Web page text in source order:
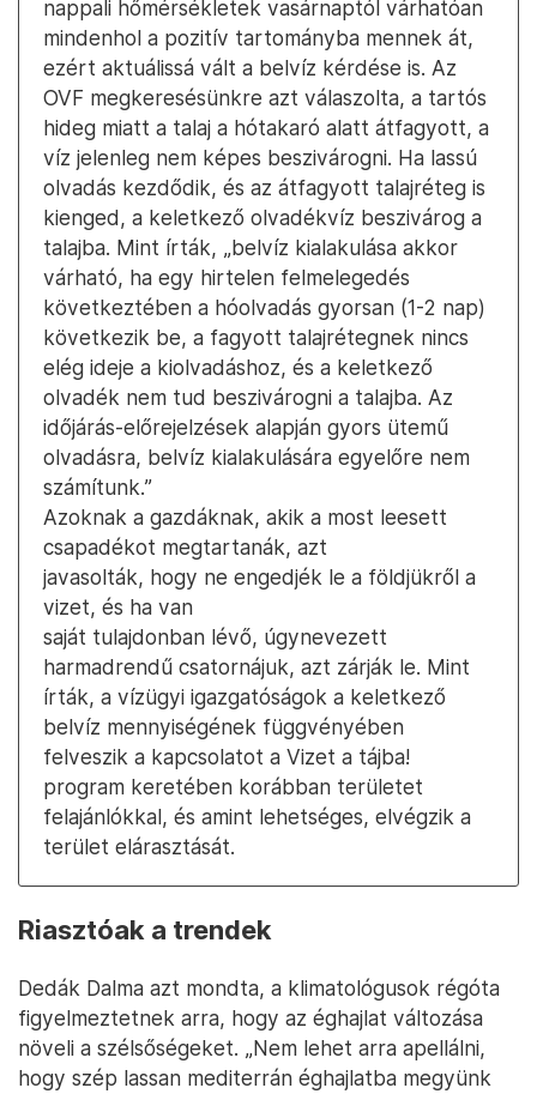
nappali hőmérsékletek vasárnaptól várhatóan
mindenhol a pozitív tartományba mennek át,
ezért aktuálissá vált a belvíz kérdése is. Az
OVF megkeresésünkre azt válaszolta, a tartós
hideg miatt a talaj a hótakaró alatt átfagyott, a
víz jelenleg nem képes beszivárogni. Ha lassú
olvadás kezdődik, és az átfagyott talajréteg is
kienged, a keletkező olvadékvíz beszivárog a
talajba. Mint írták, „belvíz kialakulása akkor
várható, ha egy hirtelen felmelegedés
következtében a hóolvadás gyorsan (1-2 nap)
következik be, a fagyott talajrétegnek nincs
elég ideje a kiolvadáshoz, és a keletkező
olvadék nem tud beszivárogni a talajba. Az
időjárás-előrejelzések alapján gyors ütemű
olvadásra, belvíz kialakulására egyelőre nem
számítunk.”
Azoknak a gazdáknak, akik a most leesett
csapadékot megtartanák, azt
javasolták, hogy ne engedjék le a földjükről a
vizet, és ha van
saját tulajdonban lévő, úgynevezett
harmadrendű csatornájuk, azt zárják le. Mint
írták, a vízügyi igazgatóságok a keletkező
belvíz mennyiségének függvényében
felveszik a kapcsolatot a Vizet a tájba!
program keretében korábban területet
felajánlókkal, és amint lehetséges, elvégzik a
terület elárasztását.
Riasztóak a trendek
Dedák Dalma azt mondta, a klimatológusok régóta
figyelmeztetnek arra, hogy az éghajlat változása
növeli a szélsőségeket. „Nem lehet arra apellálni,
hogy szép lassan mediterrán éghajlatba megyünk